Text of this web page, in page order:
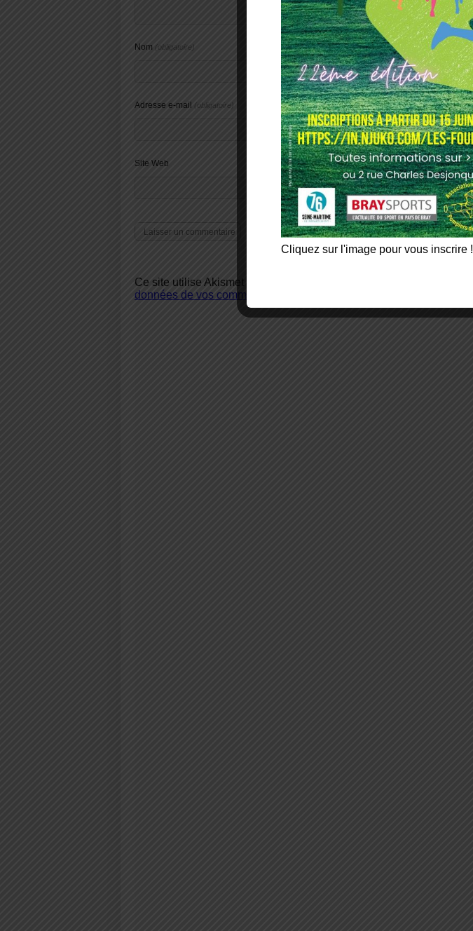
Nom (obligatoire)
Adresse e-mail (obligatoire)
Site Web
Ce site utilise Akismet pour réduire les indésirables.
données de vos commentaires sont utilisées
Cliquez sur l'image pour vous inscrire !